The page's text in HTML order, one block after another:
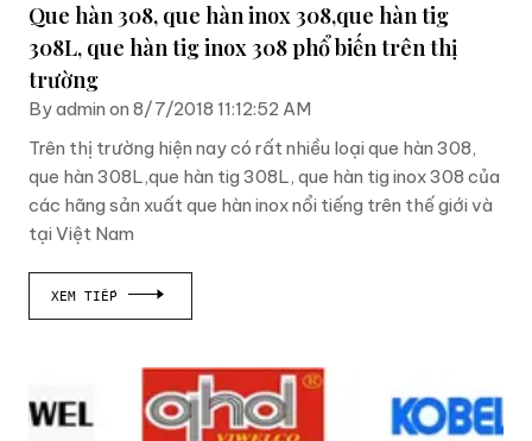
Que hàn 308, que hàn inox 308,que hàn tig
308L, que hàn tig inox 308 phổ biến trên thị
trường
By admin on 8/7/2018 11:12:52 AM
Trên thị trường hiện nay có rất nhiều loại que hàn 308,
que hàn 308L,que hàn tig 308L, que hàn tig inox 308 của
các hãng sản xuất que hàn inox nổi tiếng trên thế giới và
tại Việt Nam
XEM TIẾP